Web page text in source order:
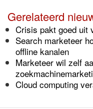
Gerelateerd
Crisis pakt goed uit
Search marketeer
offline kanalen
Marketeer wil zelf
Cloud computing